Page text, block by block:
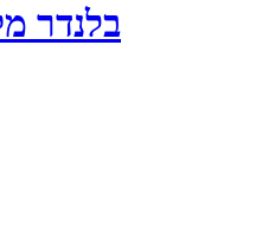
בלנדר